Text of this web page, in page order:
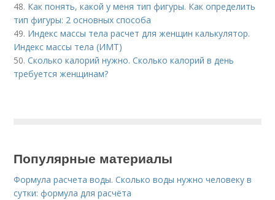
48. Как понять, какой у меня тип фигуры. Как определить
тип фигуры: 2 основных способа
49. Индекс массы тела расчет для женщин калькулятор.
Индекс массы тела (ИМТ)
50.Сколько калорий нужно. Сколько калорий в день
требуется женщинам?
Популярные материалы
Формула расчета воды. Сколько воды нужно человеку в
сутки: формула для расчёта